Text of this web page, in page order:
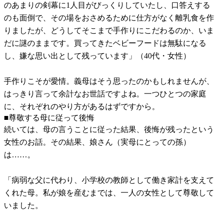
のあまりの剣幕に1人目がびっくりしていたし、口答えする
のも面倒で、その場をおさめるために仕方がなく離乳食を作
りましたが、どうしてそこまで手作りにこだわるのか、いま
だに謎のままです。買ってきたベビーフードは無駄になる
し、嫌な思い出として残っています」（40代・女性）
手作りこそが愛情。義母はそう思ったのかもしれませんが、
はっきり言って余計なお世話ですよね。一つひとつの家庭
に、それぞれのやり方があるはずですから。
■尊敬する母に従って後悔
続いては、母の言うことに従った結果、後悔が残ったという
女性のお話。その結果、娘さん（実母にとっての孫）
は……。
「病弱な父に代わり、小学校の教師として働き家計を支えて
くれた母。私が娘を産むまでは、一人の女性として尊敬して
いました。